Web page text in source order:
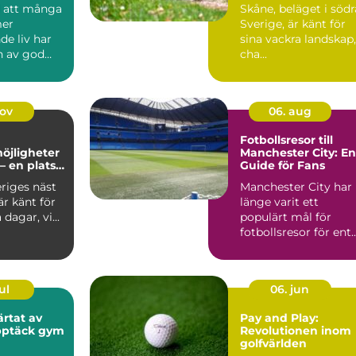
att många
liv har
av god
Skåne, beläget i
Sverige, är känt för
sina vackra landskap,
cha...
en plats
näst
känt för
vi...
06. aug
Fotbollsresor till
Manchester City: En
Guide för Fans
Manchester City har
länge varit ett
populärt mål för
fotbollsresor för
av
gym
06. jun
Pay and Play:
Revolutionen inom
golfvärlden